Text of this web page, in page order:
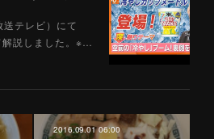
送テレビ）にて
説しました。※…
2016.09.01 06:00